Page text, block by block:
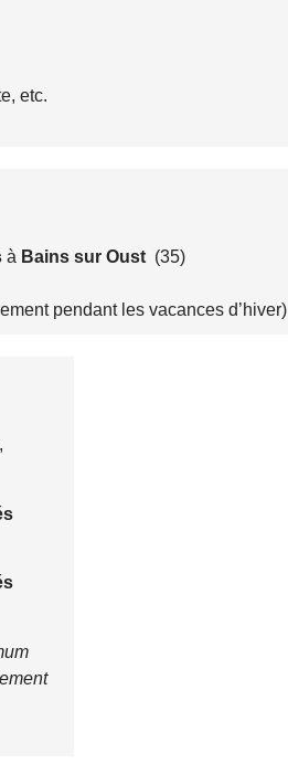
etc.
à Bains sur Oust (35)
pendant les vacances d’hiver)